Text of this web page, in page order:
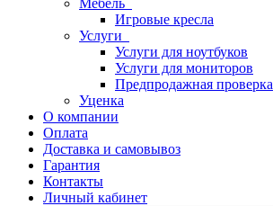
Мебель
Игровые кресла
Услуги
Услуги для ноутбуков
Услуги для мониторов
Предпродажная проверка
Уценка
О компании
Оплата
Доставка и самовывоз
Гарантия
Контакты
Личный кабинет